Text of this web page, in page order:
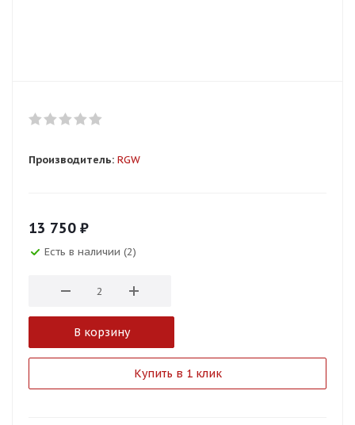
Производитель: RGW
13 750 ₽
Есть в наличии (2)
В корзину
Купить в 1 клик